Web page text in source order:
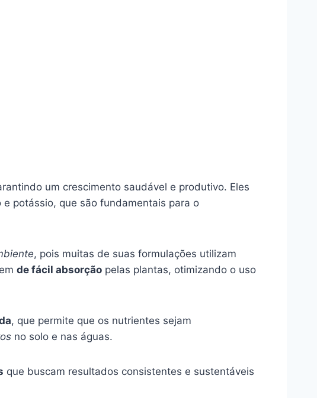
um crescimento saudável e produtivo. Eles
potássio, que são fundamentais para o
, pois muitas de suas formulações utilizam
de fácil absorção pelas plantas, otimizando o uso
, que permite que os nutrientes sejam
no solo e nas águas.
que buscam resultados consistentes e sustentáveis